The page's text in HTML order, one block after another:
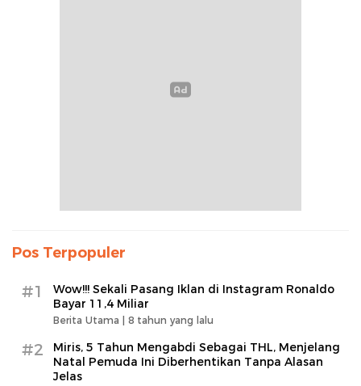
Pos Terpopuler
#1
Wow!!! Sekali Pasang Iklan di Instagram Ronaldo
Bayar 11,4 Miliar
Berita Utama | 8 tahun yang lalu
#2
Miris, 5 Tahun Mengabdi Sebagai THL, Menjelang
Natal Pemuda Ini Diberhentikan Tanpa Alasan
Jelas